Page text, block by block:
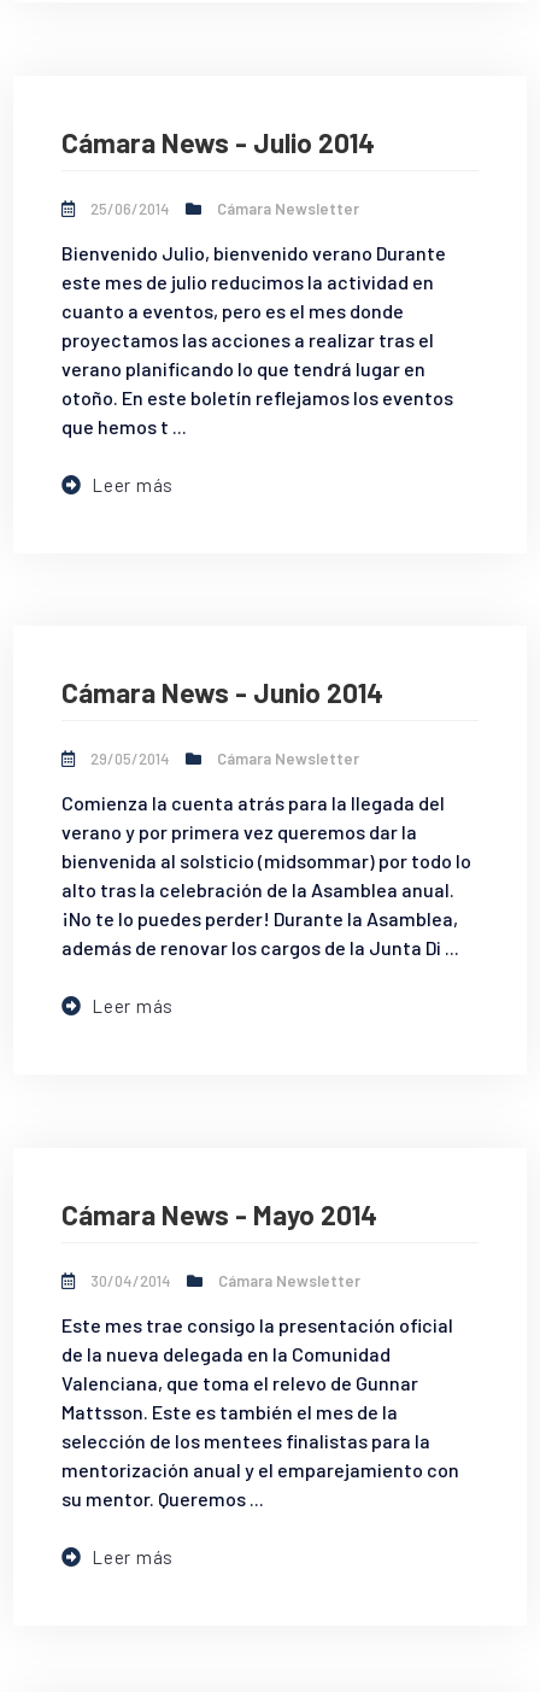
Cámara News - Julio 2014
25/06/2014 Cámara Newsletter
Bienvenido Julio, bienvenido verano Durante
este mes de julio reducimos la actividad en
cuanto a eventos, pero es el mes donde
proyectamos las acciones a realizar tras el
verano planificando lo que tendrá lugar en
otoño. En este boletín reflejamos los eventos
que hemos t ...
Leer más
Cámara News - Junio 2014
29/05/2014 Cámara Newsletter
Comienza la cuenta atrás para la llegada del
verano y por primera vez queremos dar la
bienvenida al solsticio (midsommar) por todo lo
alto tras la celebración de la Asamblea anual.
¡No te lo puedes perder! Durante la Asamblea,
además de renovar los cargos de la Junta Di ...
Leer más
Cámara News - Mayo 2014
30/04/2014 Cámara Newsletter
Este mes trae consigo la presentación oficial
de la nueva delegada en la Comunidad
Valenciana, que toma el relevo de Gunnar
Mattsson. Este es también el mes de la
selección de los mentees finalistas para la
mentorización anual y el emparejamiento con
su mentor. Queremos ...
Leer más